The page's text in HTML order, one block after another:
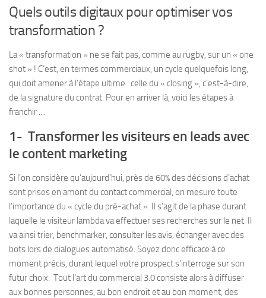
Quels outils digitaux pour optimiser vos
transformation ?
La « transformation » ne se fait pas, comme au rugby, sur un « one
shot » ! C’est, en termes commerciaux, un cycle quelquefois long,
qui doit amener à l’étape ultime : celle du « closing », c’est-à-dire,
de la signature du contrat. Pour en arriver là, voici les étapes à
franchir …
1- Transformer les visiteurs en leads avec
le content marketing
Si l’on considère qu’aujourd’hui, près de 60% des décisions d’achat
sont prises en amont du contact commercial, on mesure toute
l’importance du « cycle du pré-achat ». Il s’agit de la phase durant
laquelle le visiteur lambda va effectuer ses recherches sur le net. Il
va ainsi trier, benchmarker, consulter les avis, échanger avec des
bots lors de dialogues automatisé. Soyez donc efficace à ce
moment précis, durant lequel votre prospect s’interroge sur son
futur choix. Tout l’art du commercial 3.0 consiste alors à diffuser
aux bonnes personnes, au bon endroit et au bon moment, des